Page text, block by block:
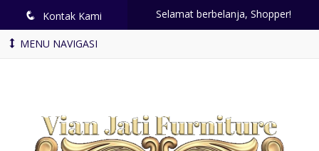
q Kontak Kami Selamat berbelanja, Shopper!
MENU NAVIGASI